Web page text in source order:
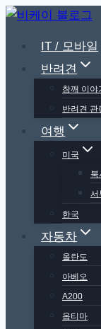
Skip
contentIT / 모바일
반려견
참깨 이야
반려견 관
여행
미국
북
서
한국
자동차
올란도
아베오
A200
옵티마